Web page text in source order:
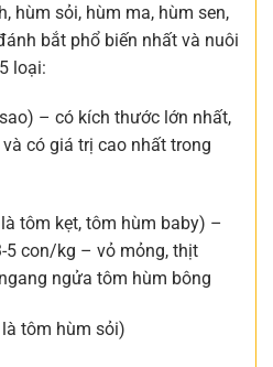
hùm sỏi, hùm ma, hùm sen,
bắt phổ biến nhất và nuôi
loại:
– có kích thước lớn nhất,
có giá trị cao nhất trong
tôm kẹt, tôm hùm baby) –
5 con/kg – vỏ mỏng, thịt
ngửa tôm hùm bông
tôm hùm sỏi)